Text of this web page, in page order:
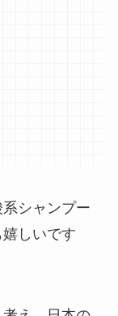
シャンプー
しいです